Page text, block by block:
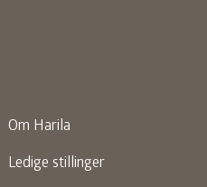
Om Harila
Ledige stillinger